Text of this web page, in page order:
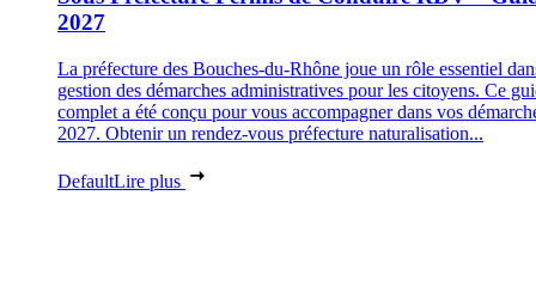
2027
La préfecture des Bouches-du-Rhône joue un rôle essentiel
gestion des démarches administratives pour les citoyens. Ce
complet a été conçu pour vous accompagner dans vos
2027. Obtenir un rendez-vous préfecture naturalisation...
DefaultLire plus